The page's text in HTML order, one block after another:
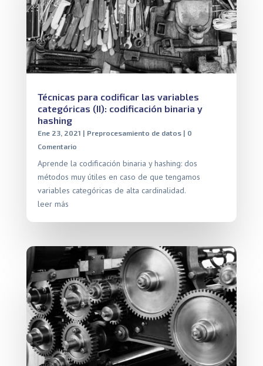
Técnicas para codificar las variables
categóricas (II): codificación binaria y
hashing
Ene 23, 2021 | Preprocesamiento de datos| 0
Comentario
Aprende la codificación binaria y hashing: dos
métodos muy útiles en caso de que tengamos
variables categóricas de alta cardinalidad.
leer más